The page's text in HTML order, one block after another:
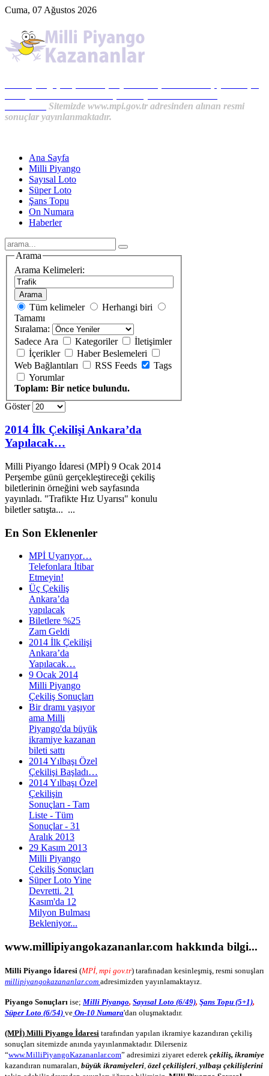
Cuma, 07 Ağustos 2026
Sitemizde www.mpi.gov.tr adresinden alınan resmi
sonuçlar yayınlanmaktadır.
Ana Sayfa
Milli Piyango
Sayısal Loto
Süper Loto
Şans Topu
On Numara
Haberler
Arama
Arama Kelimeleri:
Arama
Tüm kelimeler
Herhangi biri
Tamamı
Sıralama:
Sadece Ara
Kategoriler
İletişimler
İçerikler
Haber Beslemeleri
Web Bağlantıları
RSS Feeds
Tags
Yorumlar
Toplam: Bir netice bulundu.
Göster
2014 İlk Çekilişi Ankara’da
Yapılacak…
Milli Piyango İdaresi (MPİ) 9 Ocak 2014
Perşembe günü gerçekleştireceği çekiliş
biletlerinin örneğini web sayfasında
yayınladı. "Trafikte Hız Uyarısı" konulu
biletler satışta... ...
En Son Eklenenler
MPİ Uyarıyor…
Telefonlara İtibar
Etmeyin!
Üç Çekiliş
Ankara’da
yapılacak
Biletlere %25
Zam Geldi
2014 İlk Çekilişi
Ankara’da
Yapılacak…
9 Ocak 2014
Milli Piyango
Çekiliş Sonuçları
Bir dramı yaşıyor
ama Milli
Piyango'da büyük
ikramiye kazanan
bileti sattı
2014 Yılbaşı Özel
Çekilişi Başladı…
2014 Yılbaşı Özel
Çekilişin
Sonuçları - Tam
Liste - Tüm
Sonuçlar - 31
Aralık 2013
29 Kasım 2013
Milli Piyango
Çekiliş Sonuçları
Süper Loto Yine
Devretti. 21
Kasım'da 12
Milyon Bulması
Bekleniyor...
www.millipiyangokazananlar.com hakkında bilgi...
Milli Piyango İdaresi (MPİ, mpi gov.tr) tarafınadan kesinleşmiş, resmi sonuşları
millipiyangokazananlar.com adresimizden yayınlamaktayız.
Piyango Sonuçları ise; Milli Piyango, Sayısal Loto (6/49), Şans Topu (5+1),
Süper Loto (6/54) ve On-10 Numara'dan oluşmaktadır.
(MPİ) Milli Piyango İdaresi tarafından yapılan ikramiye kazandıran çekiliş
sonuçları sitemizde anında yayınlanmaktadır. Dilerseniz
“www.MilliPiyangoKazananlar.com” adresimizi ziyaret ederek çekiliş, ikramiye
kazandıran numaraları, büyük ikramiyeleri özel çekilişleri yılbaşı çekilişlerini